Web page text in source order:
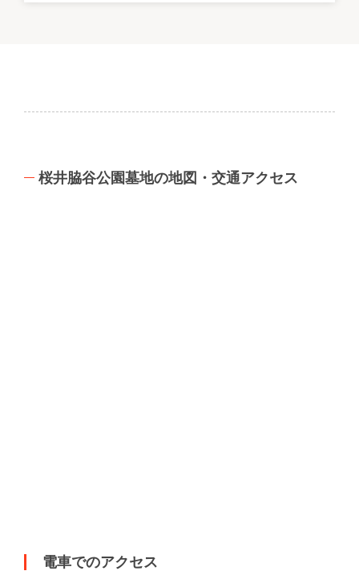
桜井脇谷公園墓地の地図・交通アクセス
電車でのアクセス